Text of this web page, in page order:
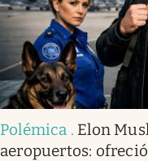
Polémica . Elon
aeropuertos: